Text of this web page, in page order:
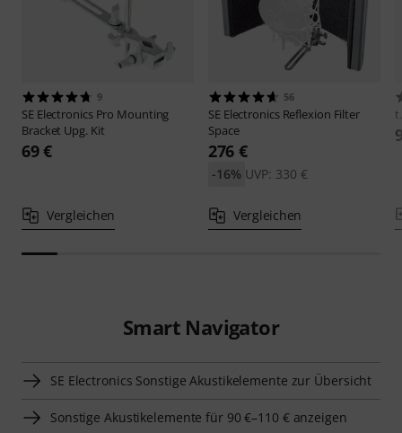
9
SE Electronics Pro Mounting
Bracket Upg. Kit
69 €
Vergleichen
56
SE Electronics Reflexion Filter
Space
276 €
UVP: 330 €
-16%
Vergleichen
Smart Navigator
SE Electronics Sonstige Akustikelemente zur Übersicht
Sonstige Akustikelemente für 90 €–110 € anzeigen